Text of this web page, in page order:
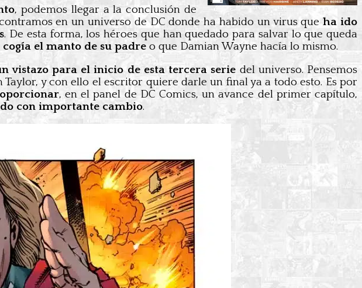
, podemos llegar a la conclusión de
en un universo de DC donde ha habido un virus queha ido
. De esta forma, los héroes que han quedado para salvar lo que queda
el manto de su padre o que Damian Wayne hacía lo mismo.
vistazo para el inicio de esta tercera serie del universo. Pensemos
y con ello el escritor quiere darle un final ya a todo esto. Es por
, en el panel de DC Comics, un avance del primer capítulo,
con importante cambio.